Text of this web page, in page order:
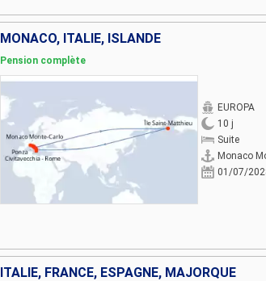
MONACO, ITALIE, ISLANDE
Pension complète
EUROPA
10 j
Suite
Monaco
01/07/
ITALIE, FRANCE, ESPAGNE, MAJORQUE